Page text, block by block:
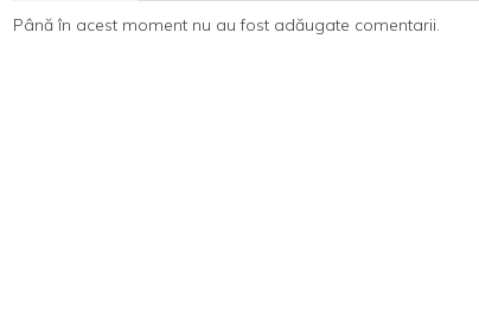
Până în acest moment nu au fost adăugate comentarii.